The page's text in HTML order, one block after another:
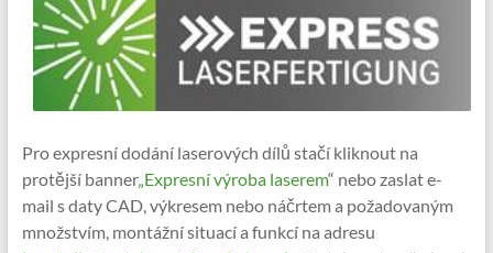
Pro expresní dodání laserových dílů stačí kliknout na
protější banner„Expresní výroba laserem“ nebo zaslat e-
mail s daty CAD, výkresem nebo náčrtem a požadovaným
množstvím, montážní situací a funkcí na adresu